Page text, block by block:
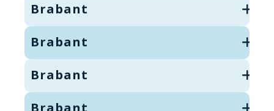
Brabant
Brabant
Brabant
Brabant